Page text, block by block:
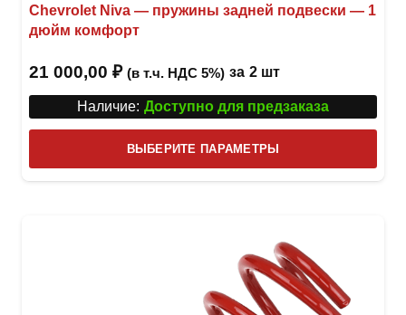
Chevrolet Niva — пружины задней подвески — 1
дюйм комфорт
21 000,00 ₽ (в т.ч. НДС 5%) за 2 шт
Наличие: Доступно для предзаказа
ВЫБЕРИТЕ ПАРАМЕТРЫ
товар